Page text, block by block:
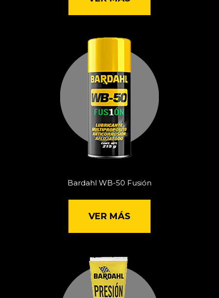
Bardahl WB-50 Fusión
VER MÁS